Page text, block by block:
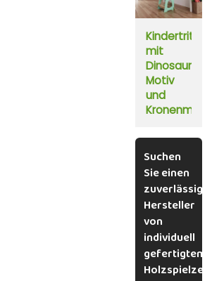
mit
Dinosaurier-
Motiv
und
Suchen
Sie einen
Hersteller
von
individuell
gefertigtem